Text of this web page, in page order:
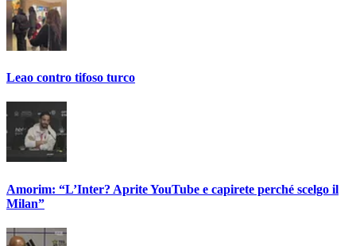
Leao contro tifoso turco
Amorim: “L’Inter? Aprite YouTube e capirete perché scelgo il
Milan”